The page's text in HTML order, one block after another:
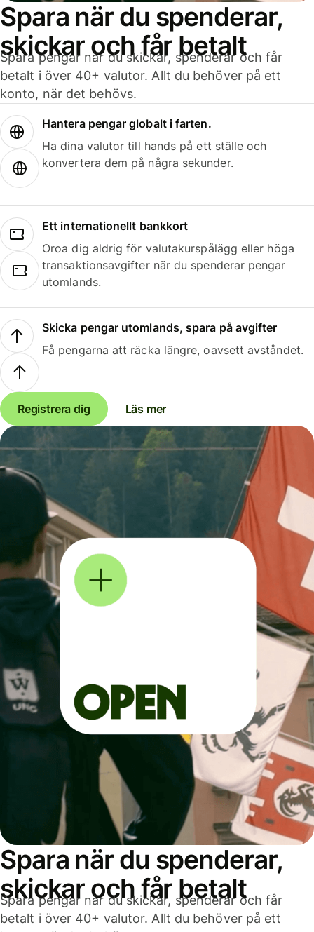
Spara när du spenderar,
skickar och får betalt
Spara pengar när du skickar, spenderar och får
betalt i över 40+ valutor. Allt du behöver på ett
konto, när det behövs.
Hantera pengar globalt i farten.
Ha dina valutor till hands på ett ställe och
konvertera dem på några sekunder.
Ett internationellt bankkort
Oroa dig aldrig för valutakurspålägg eller höga
transaktionsavgifter när du spenderar pengar
utomlands.
Skicka pengar utomlands, spara på avgifter
Få pengarna att räcka längre, oavsett avståndet.
Registrera dig Läs mer
Spara när du spenderar,
skickar och får betalt
Spara pengar när du skickar, spenderar och får
betalt i över 40+ valutor. Allt du behöver på ett